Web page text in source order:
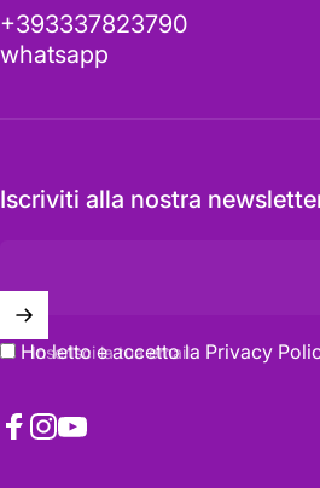
+393337823790
whatsapp
Iscriviti alla nostra
Inserisci la tua email
Ho letto e accetto la Privacy